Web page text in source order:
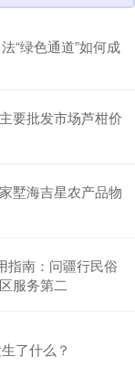
“绿色通道”如何成
要批发市场芦柑价
墅海吉星农产品物
指南：问疆行民俗
服务第二
了什么？